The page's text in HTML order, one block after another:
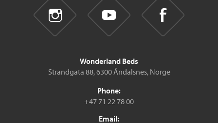
Wonderland Beds
Strandgata 88, 6300 Åndalsnes, Norge
Phone:
+47 71 22 78 00
Email: